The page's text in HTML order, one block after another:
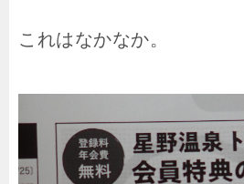
これはなかなか。